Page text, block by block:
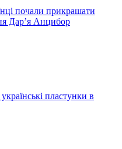
почали прикрашати
Дарʼя Анцибор
пластунки в